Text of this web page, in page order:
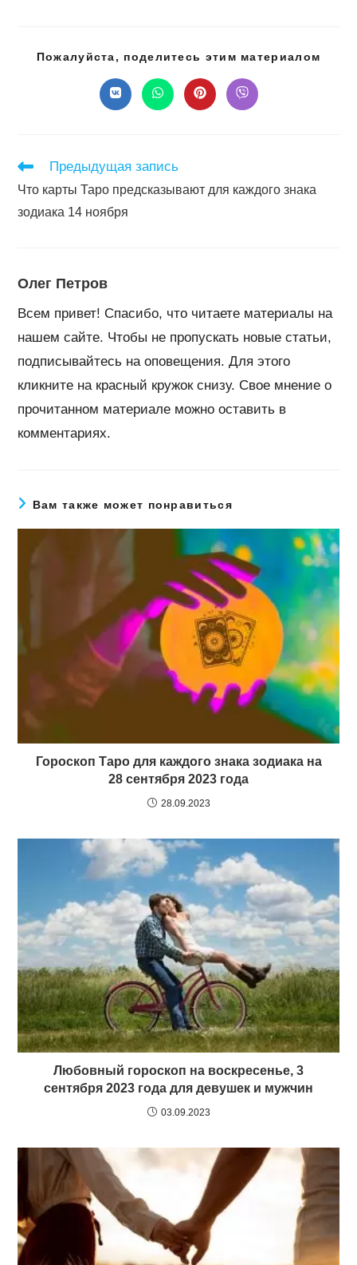
Пожалуйста, поделитесь этим материалом
Открывается
в
Открывается
в
Открывается
в
Открывается
в
Читать
статьи
Предыдущая запись
Что карты Таро предсказывают для каждого знака
зодиака 14 ноября
Олег Петров
Всем привет! Спасибо, что читаете материалы на
нашем сайте. Чтобы не пропускать новые статьи,
подписывайтесь на оповещения. Для этого
кликните на красный кружок снизу. Свое мнение о
прочитанном материале можно оставить в
комментариях.
Вам также может понравиться
Гороскоп Таро для каждого знака зодиака на
28 сентября 2023 года
28.09.2023
Любовный гороскоп на воскресенье, 3
сентября 2023 года для девушек и мужчин
03.09.2023